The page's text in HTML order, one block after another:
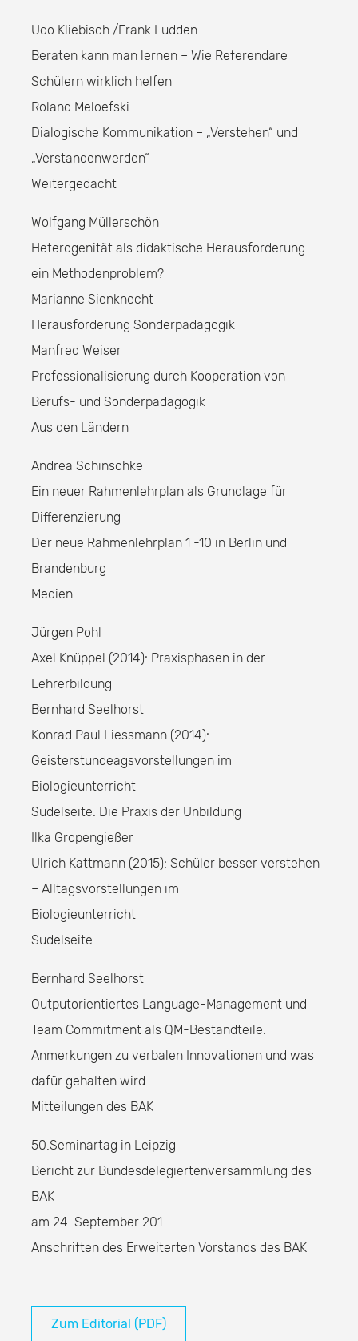
Udo Kliebisch /Frank Ludden
Beraten kann man lernen – Wie Referendare
Schülern wirklich helfen
Roland Meloefski
Dialogische Kommunikation – „Verstehen“ und
„Verstandenwerden“
Weitergedacht
Wolfgang Müllerschön
Heterogenität als didaktische Herausforderung –
ein Methodenproblem?
Marianne Sienknecht
Herausforderung Sonderpädagogik
Manfred Weiser
Professionalisierung durch Kooperation von
Berufs- und Sonderpädagogik
Aus den Ländern
Andrea Schinschke
Ein neuer Rahmenlehrplan als Grundlage für
Differenzierung
Der neue Rahmenlehrplan 1 -10 in Berlin und
Brandenburg
Medien
Jürgen Pohl
Axel Knüppel (2014): Praxisphasen in der
Lehrerbildung
Bernhard Seelhorst
Konrad Paul Liessmann (2014):
Geisterstundeagsvorstellungen im
Biologieunterricht
Sudelseite. Die Praxis der Unbildung
Ilka Gropengießer
Ulrich Kattmann (2015): Schüler besser verstehen
– Alltagsvorstellungen im
Biologieunterricht
Sudelseite
Bernhard Seelhorst
Outputorientiertes Language-Management und
Team Commitment als QM-Bestandteile.
Anmerkungen zu verbalen Innovationen und was
dafür gehalten wird
Mitteilungen des BAK
50.Seminartag in Leipzig
Bericht zur Bundesdelegiertenversammlung des
BAK
am 24. September 201
Anschriften des Erweiterten Vorstands des BAK
Zum Editorial (PDF)